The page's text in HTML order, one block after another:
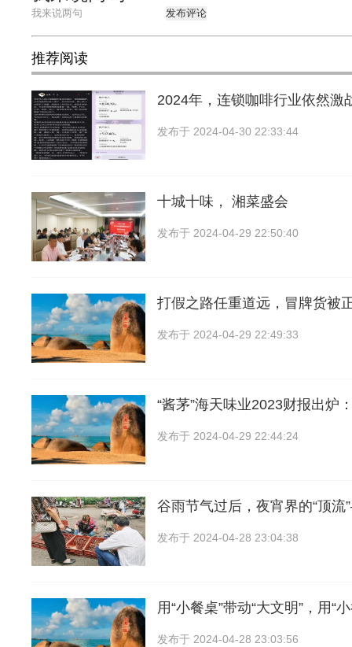
发布评论
推荐阅读
2024年，连锁咖啡行业依然激
发布于 2024-04-30 22:33:44
十城十味， 湘菜盛会
发布于 2024-04-29 22:50:40
打假之路任重道远，冒牌货被
发布于 2024-04-29 22:49:33
“酱茅”海天味业2023财报出炉
发布于 2024-04-29 22:44:24
谷雨节气过后，夜宵界的“顶
发布于 2024-04-28 23:04:38
用“小餐桌”带动“大文明”，用“
发布于 2024-04-28 23:03:56